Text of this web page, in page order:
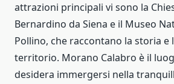
attrazioni principali vi sono la
Bernardino da Siena e il Museo
Pollino, che raccontano la storia e
territorio. Morano Calabro è il
desidera immergersi nella